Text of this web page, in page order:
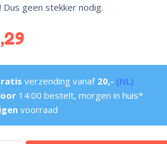
Dus geen stekker nodig.
verzending vanaf 20,- (NL)
14:00 bestelt, morgen in huis*
voorraad